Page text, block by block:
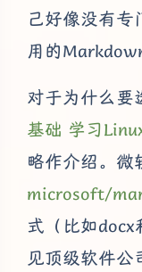
己好像没有专
用的
对于为什么要
基础 学习
略作介绍。微
microsoft/
式（比如
见顶级软件公